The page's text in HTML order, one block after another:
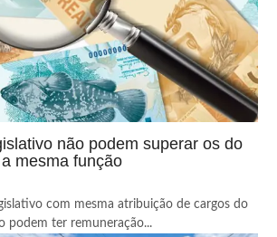
não podem superar os do
mesma função
com mesma atribuição de cargos do
podem ter remuneração...